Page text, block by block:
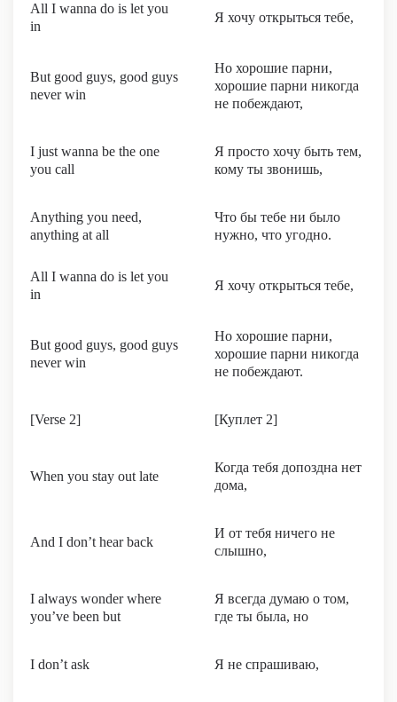
All I wanna do is let you
in
Я хочу открыться тебе,
But good guys, good guys
never win
Но хорошие парни,
хорошие парни никогда
не побеждают,
I just wanna be the one
you call
Я просто хочу быть тем,
кому ты звонишь,
Anything you need,
anything at all
Что бы тебе ни было
нужно, что угодно.
All I wanna do is let you
in
Я хочу открыться тебе,
But good guys, good guys
never win
Но хорошие парни,
хорошие парни никогда
не побеждают.
[Verse 2] [Куплет 2]
When you stay out late
Когда тебя допоздна нет
дома,
And I don’t hear back
И от тебя ничего не
слышно,
I always wonder where
you’ve been but
Я всегда думаю о том,
где ты была, но
I don’t ask Я не спрашиваю,